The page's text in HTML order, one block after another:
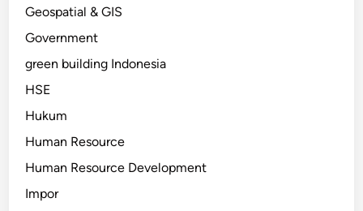
Geospatial & GIS
Government
green building Indonesia
HSE
Hukum
Human Resource
Human Resource Development
Impor